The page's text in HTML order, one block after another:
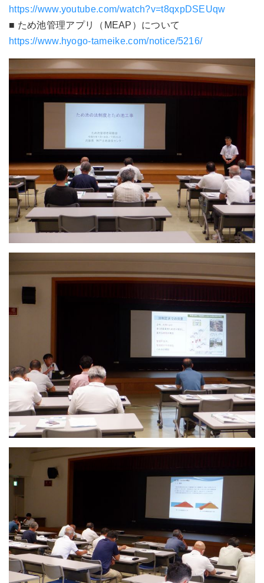
https://www.youtube.com/watch?v=t8qxpDSEUqw
■ ため池管理アプリ（MEAP）について
https://www.hyogo-tameike.com/notice/5216/